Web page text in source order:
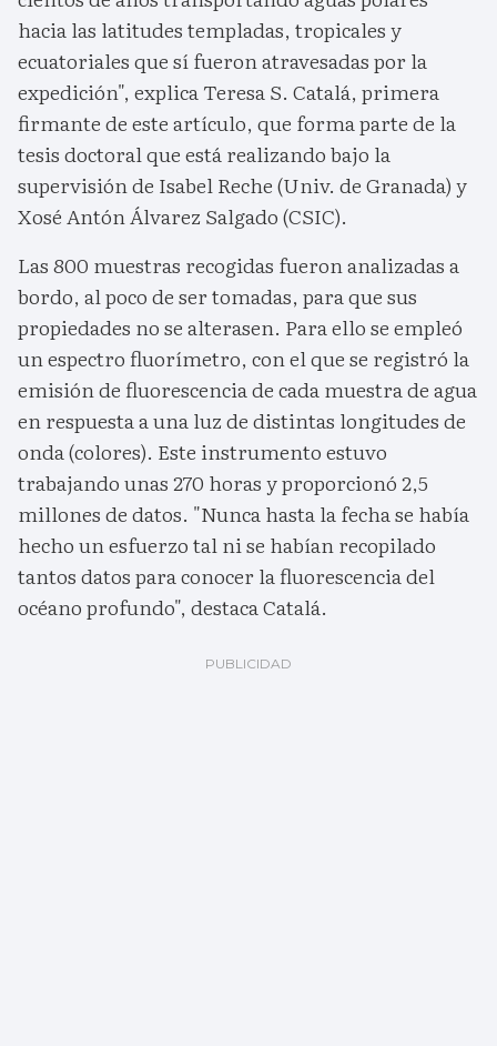
hacia las latitudes templadas, tropicales y
ecuatoriales que sí fueron atravesadas por la
expedición", explica Teresa S. Catalá, primera
firmante de este artículo, que forma parte de la
tesis doctoral que está realizando bajo la
supervisión de Isabel Reche (Univ. de Granada) y
Xosé Antón Álvarez Salgado (CSIC).
Las 800 muestras recogidas fueron analizadas a
bordo, al poco de ser tomadas, para que sus
propiedades no se alterasen. Para ello se empleó
un espectro fluorímetro, con el que se registró la
emisión de fluorescencia de cada muestra de agua
en respuesta a una luz de distintas longitudes de
onda (colores). Este instrumento estuvo
trabajando unas 270 horas y proporcionó 2,5
millones de datos. "Nunca hasta la fecha se había
hecho un esfuerzo tal ni se habían recopilado
tantos datos para conocer la fluorescencia del
océano profundo", destaca Catalá.